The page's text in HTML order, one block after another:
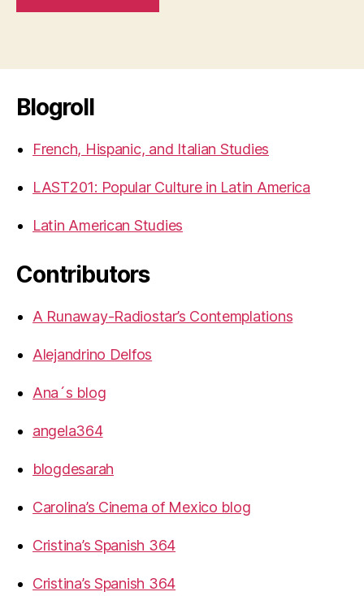
Blogroll
French, Hispanic, and Italian Studies
LAST201: Popular Culture in Latin America
Latin American Studies
Contributors
A Runaway-Radiostar’s Contemplations
Alejandrino Delfos
Ana´s blog
angela364
blogdesarah
Carolina’s Cinema of Mexico blog
Cristina’s Spanish 364
Cristina’s Spanish 364